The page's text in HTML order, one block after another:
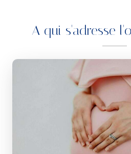
A qui s'adresse